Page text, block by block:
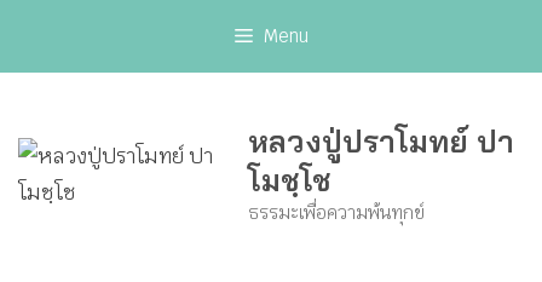
Menu
หลวงปู่ปราโมทย์ ปา
โมชฺโช
ธรรมะเพื่อความพ้นทุกข์